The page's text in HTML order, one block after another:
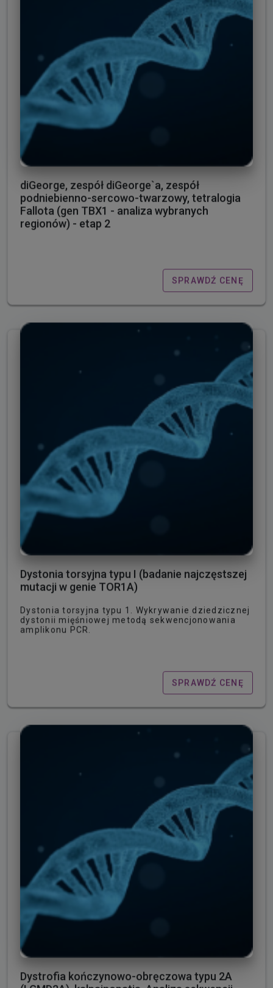
diGeorge, zespół diGeorge`a, zespół
podniebienno-sercowo-twarzowy, tetralogia
Fallota (gen TBX1 - analiza wybranych
regionów) - etap 2
SPRAWDŹ CENĘ
Dystonia torsyjna typu I (badanie najczęstszej
mutacji w genie TOR1A)
Dystonia torsyjna typu 1. Wykrywanie dziedzicznej
dystonii mięśniowej metodą sekwencjonowania
amplikonu PCR.
SPRAWDŹ CENĘ
Dystrofia kończynowo-obręczowa typu 2A